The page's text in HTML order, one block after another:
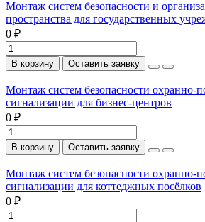
Монтаж систем безопасности и
пространства для государственных
0 ₽
В корзину Оставить заявку
Монтаж систем безопасности охранно-
сигнализации для бизнес-центров
0 ₽
В корзину Оставить заявку
Монтаж систем безопасности охранно-
сигнализации для коттеджных посёлков
0 ₽